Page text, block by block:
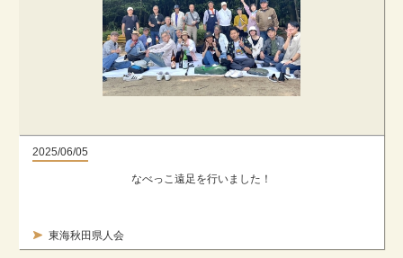
2025/06/05
東海秋田県人会
なべっこ遠足を行いました！